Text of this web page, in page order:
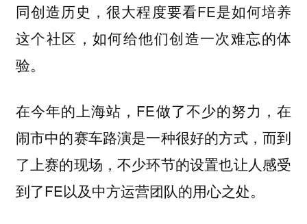
同创造历史，很大程度要看FE是如何培养
这个社区，如何给他们创造一次难忘的体
验。
在今年的上海站，FE做了不少的努力，在
闹市中的赛车路演是一种很好的方式，而到
了上赛的现场，不少环节的设置也让人感受
到了FE以及中方运营团队的用心之处。